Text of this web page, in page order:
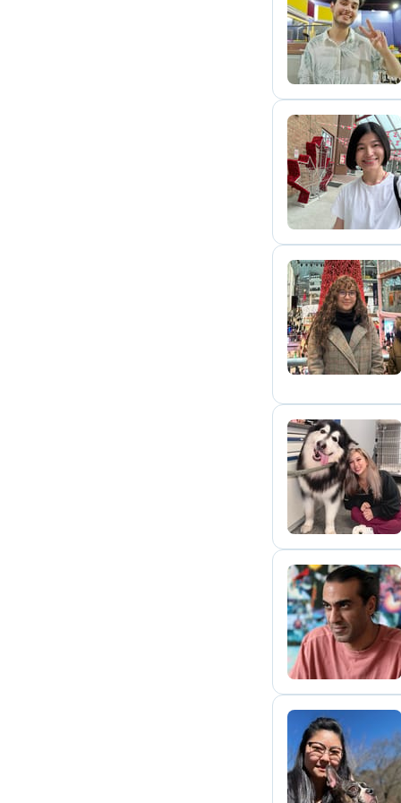
P
G
S
S
F
N